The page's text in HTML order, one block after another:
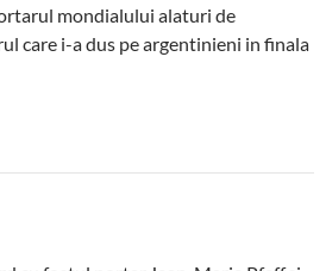
mondialului alaturi de
care i-a dus pe argentinieni in finala